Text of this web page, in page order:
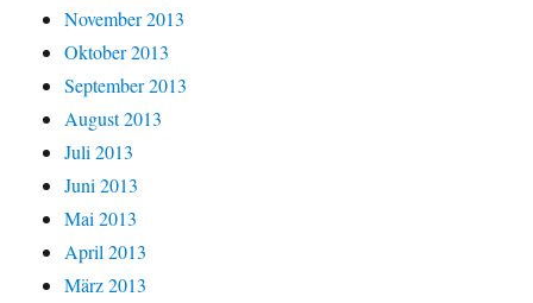
November 2013
Oktober 2013
September 2013
August 2013
Juli 2013
Juni 2013
Mai 2013
April 2013
März 2013